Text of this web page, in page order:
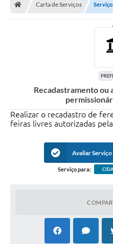
Carta de Serviços Serviço
Recadastramento ou
Realizar o recadastro de
feiras livres autorizadas
Avaliar Serviço
Serviço para: